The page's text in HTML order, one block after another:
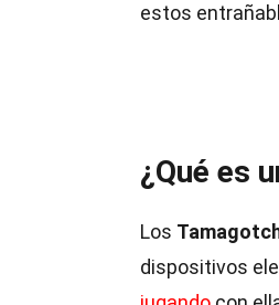
estos
¿Qué es
Los
dispositivos